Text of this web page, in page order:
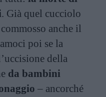
. Già quel cucciolo
anche il
poi se la
della
da bambini
– ancorché